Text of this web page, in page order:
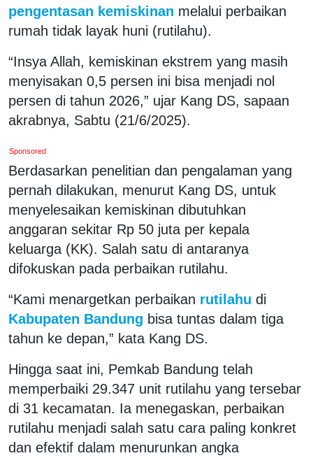
pengentasan kemiskinan melalui perbaikan
rumah tidak layak huni (rutilahu).
“Insya Allah, kemiskinan ekstrem yang masih
menyisakan 0,5 persen ini bisa menjadi nol
persen di tahun 2026,” ujar Kang DS, sapaan
akrabnya, Sabtu (21/6/2025).
Sponsored
Berdasarkan penelitian dan pengalaman yang
pernah dilakukan, menurut Kang DS, untuk
menyelesaikan kemiskinan dibutuhkan
anggaran sekitar Rp 50 juta per kepala
keluarga (KK). Salah satu di antaranya
difokuskan pada perbaikan rutilahu.
“Kami menargetkan perbaikan rutilahu di
Kabupaten Bandung bisa tuntas dalam tiga
tahun ke depan,” kata Kang DS.
Hingga saat ini, Pemkab Bandung telah
memperbaiki 29.347 unit rutilahu yang tersebar
di 31 kecamatan. Ia menegaskan, perbaikan
rutilahu menjadi salah satu cara paling konkret
dan efektif dalam menurunkan angka